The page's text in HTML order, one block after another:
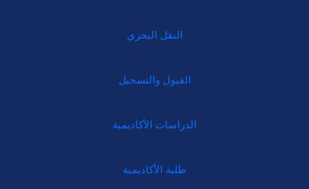
النقل البحري
القبول والتسجيل
الدراسات الأكاديمية
طلبة الأكاديمية